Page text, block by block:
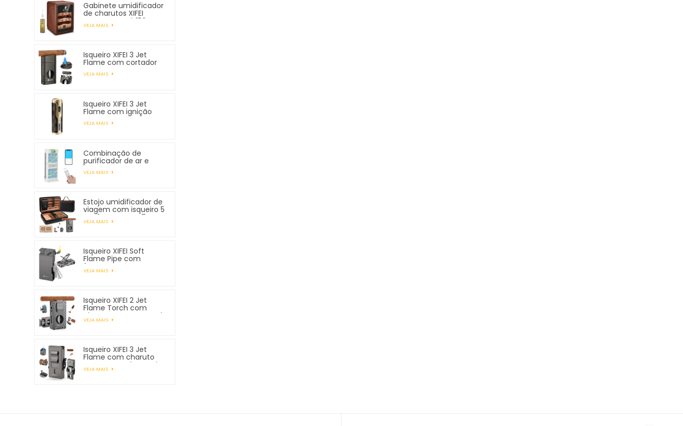
Gabinete umidificador
de charutos XIFEI
comporta até 150
charutos
VEJA MAIS
Isqueiro XIFEI 3 Jet
Flame com cortador
VEJA MAIS
Isqueiro XIFEI 3 Jet
Flame com ignição
VEJA MAIS
Combinação de
purificador de ar e
umidificador XIFEI
VEJA MAIS
Estojo umidificador de
viagem com isqueiro 5
em 1, comporta 7
charutos
VEJA MAIS
Isqueiro XIFEI Soft
Flame Pipe com
ferramentas para
tubos
VEJA MAIS
Isqueiro XIFEI 2 Jet
Flame Torch com
charuto Vcutter Punch
Stand Draw Enhancer
VEJA MAIS
Isqueiro XIFEI 3 Jet
Flame com charuto
Vcutter Punch Stand
Draw Enhancer
VEJA MAIS